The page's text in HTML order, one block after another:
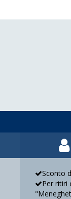
Sconto
Per ritiri